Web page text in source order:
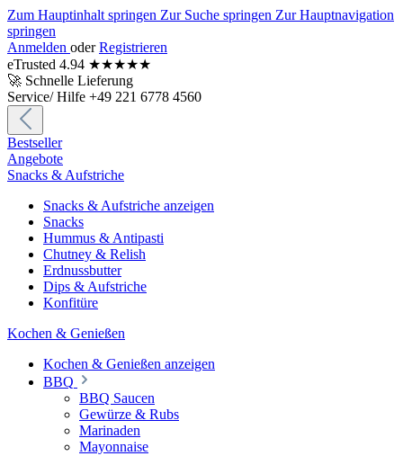
Zum Hauptinhalt springen Zur Suche springen Zur Hauptnavigation
springen
Anmelden oder Registrieren
eTrusted 4.94 ★★★★★
🚀 Schnelle Lieferung
Service/ Hilfe +49 221 6778 4560
Bestseller
Angebote
Snacks & Aufstriche
Snacks & Aufstriche anzeigen
Snacks
Hummus & Antipasti
Chutney & Relish
Erdnussbutter
Dips & Aufstriche
Konfitüre
Kochen & Genießen
Kochen & Genießen anzeigen
BBQ
BBQ Saucen
Gewürze & Rubs
Marinaden
Mayonnaise